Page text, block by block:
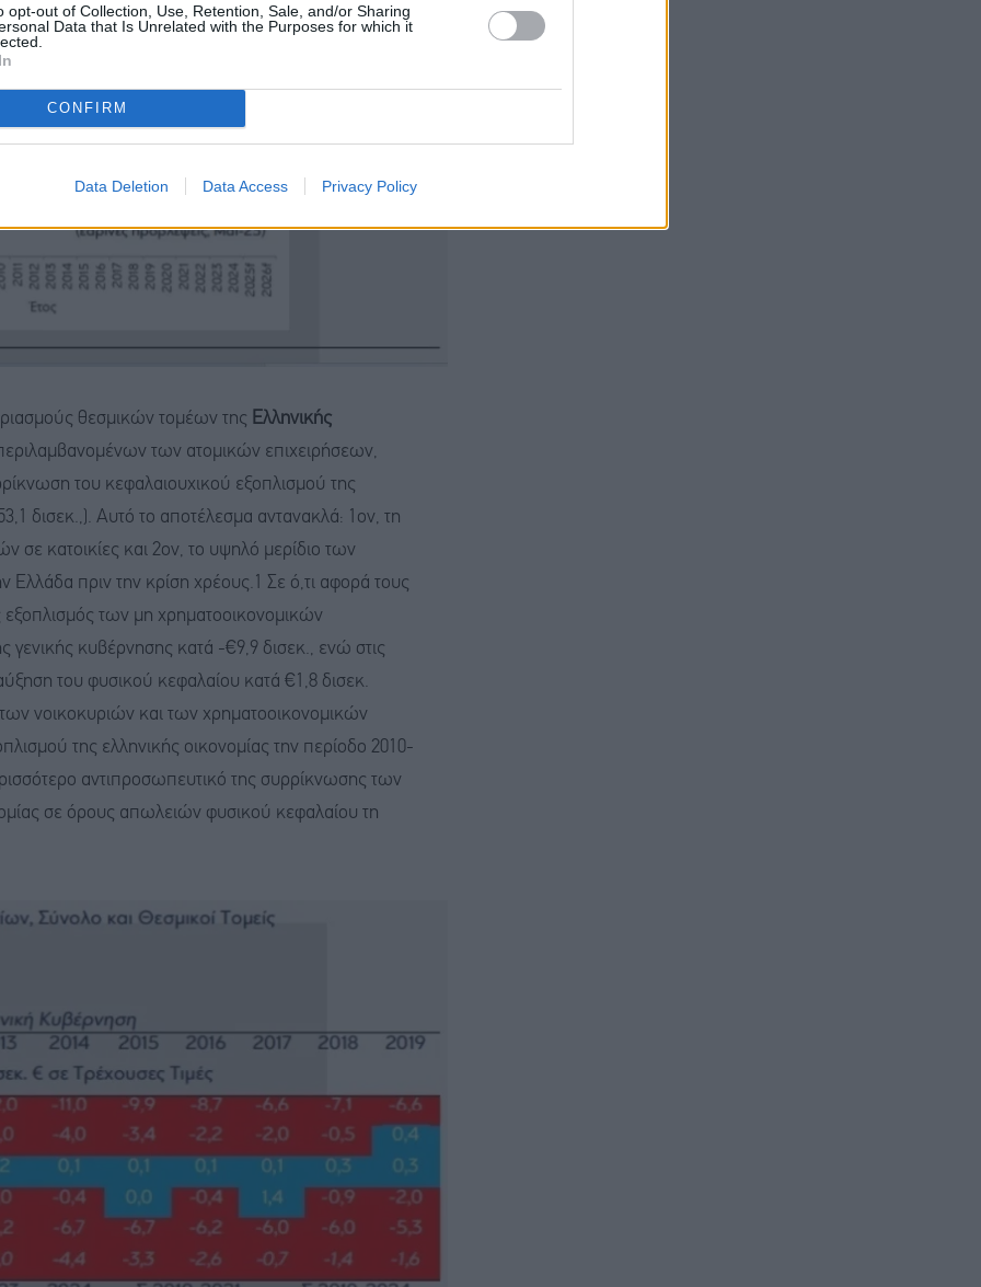
opt-out of Collection, Use, Retention, Sale, and/or Sharing
Data that Is Unrelated with the Purposes for which it
CONFIRM
Data Deletion Data Access Privacy Policy
θεσμικών τομέων της Ελληνικής
των ατομικών επιχειρήσεων,
του κεφαλαιουχικού εξοπλισμού της
δισεκ.,). Αυτό το αποτέλεσμα αντανακλά: 1ον, τη
κατοικίες και 2ον, το υψηλό μερίδιο των
πριν την κρίση χρέους.1 Σε ό,τι αφορά τους
εξοπλισμός των μη χρηματοοικονομικών
γενικής κυβέρνησης κατά -€9,9 δισεκ., ενώ στις
του φυσικού κεφαλαίου κατά €1,8 δισεκ.
νοικοκυριών και των χρηματοοικονομικών
της ελληνικής οικονομίας την περίοδο 2010-
αντιπροσωπευτικό της συρρίκνωσης των
σε όρους απωλειών φυσικού κεφαλαίου τη